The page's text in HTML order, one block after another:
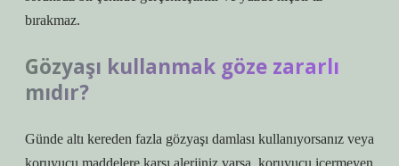
bırakmaz.
Gözyaşı kullanmak göze zararlı
mıdır?
Günde altı kereden fazla gözyaşı damlası kullanıyorsanız veya
koruyucu maddelere karşı alerjiniz varsa, koruyucu içermeyen